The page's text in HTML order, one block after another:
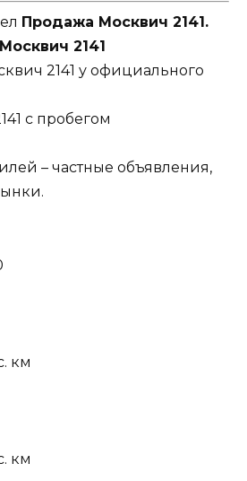
Продажа Москвич 2141.
Москвич 2141
2141 у официального
с пробегом
– частные объявления,
км
км